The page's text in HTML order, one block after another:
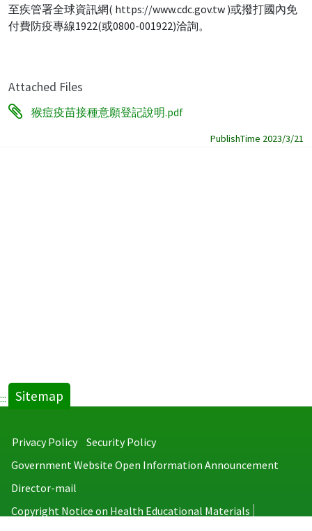
至疾管署全球資訊網( https://www.cdc.gov.tw )或撥打國內免
付費防疫專線1922(或0800-001922)洽詢。
Attached Files
猴痘疫苗接種意願登記說明.pdf
PublishTime 2023/3/21
::: Sitemap
Privacy Policy
Security Policy
Government Website Open Information Announcement
Director-mail
Copyright Notice on Health Educational Materials